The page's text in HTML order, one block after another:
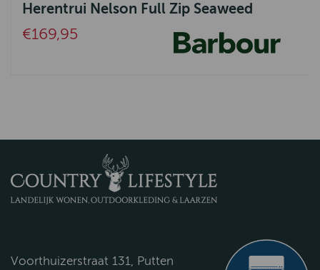
Herentrui Nelson Full Zip Seaweed
€169,95
Voorthuizerstraat 131, Putten